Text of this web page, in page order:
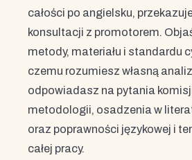
całości po angielsku,
konsultacji z promotorem.
metody, materiału i standardu
czemu rozumiesz własną
odpowiadasz na pytania
metodologii, osadzenia w
oraz poprawności językowej i
całej pracy.